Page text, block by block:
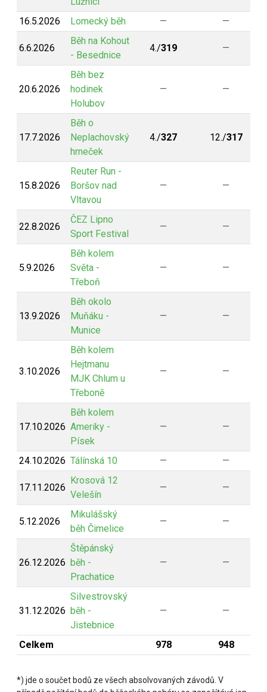
16.5.2026 Lomecký běh — —
6.6.2026
Běh na Kohout
- Besednice
4./319 —
20.6.2026
Běh bez
hodinek
Holubov
— —
17.7.2026
Běh o
Neplachovský
hrneček
4./327 12./317
15.8.2026
Reuter Run -
Boršov nad
Vltavou
— —
22.8.2026
ČEZ Lipno
Sport Festival
— —
5.9.2026
Běh kolem
Světa -
Třeboň
— —
13.9.2026
Běh okolo
Muňáku -
Munice
— —
3.10.2026
Běh kolem
Hejtmanu
MJK Chlum u
Třeboně
— —
17.10.2026
Běh kolem
Ameriky -
Písek
— —
24.10.2026 Tálínská 10 — —
17.11.2026
Krosová 12
Velešín
— —
5.12.2026
Mikulášský
běh Čimelice
— —
26.12.2026
Štěpánský
běh -
Prachatice
— —
31.12.2026
Silvestrovský
běh -
Jistebnice
— —
Celkem 978 948
*) jde o součet bodů ze všech absolvovaných závodů. V